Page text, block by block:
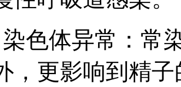
体异常：常染
，更影响到精